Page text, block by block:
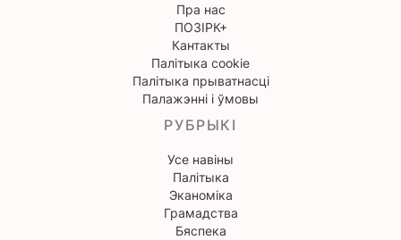
Пра нас
ПОЗІРК+
Кантакты
Палітыка cookie
Палітыка прыватнасці
Палажэнні і ўмовы
РУБРЫКІ
Усе навіны
Палітыка
Эканоміка
Грамадства
Бяспека